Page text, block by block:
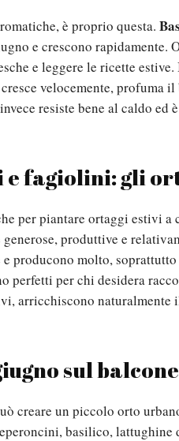
è proprio questa.
e crescono rapidamente.
e leggere le ricette
velocemente, profuma il
resiste bene al caldo ed
fagiolini: gli
per piantare ortaggi estivi a
generose, produttive e
producono molto,
perfetti per chi desidera
arricchiscono naturalmente
sul balcone
creare un piccolo orto
basilico,